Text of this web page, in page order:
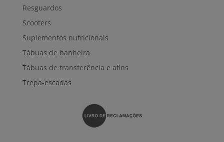
Resguardos
Scooters
Suplementos nutricionais
Tábuas de banheira
Tábuas de transferência e afins
Trepa-escadas